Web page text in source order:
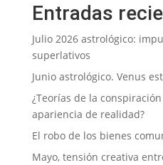
Entradas
Julio 2026 astrológico:
superlativos
Junio astrológico. Venus
¿Teorías de la
apariencia de realidad?
El robo de los bienes
Mayo, tensión creativa